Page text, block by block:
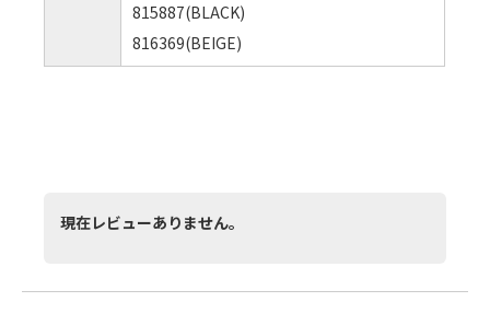
現在レビューありません。
815887(BLACK)
816369(BEIGE)